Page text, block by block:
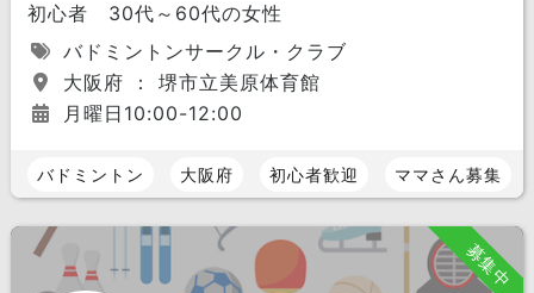
初心者 30代～60代の女性
バドミントンサークル・クラブ
大阪府 ： 堺市立美原体育館
月曜日10:00-12:00
バドミントン 大阪府 初心者歓迎 ママさん募集
募集中